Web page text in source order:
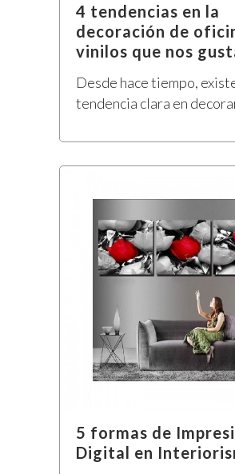
4 tendencias en la
decoración de
vinilos que nos
Desde hace tiempo,
tendencia clara en
5 formas de
Digital en